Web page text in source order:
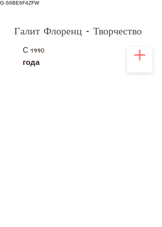
G-S6BE6F4ZFW
С 1990
года
Галит Флоренц - Творчество